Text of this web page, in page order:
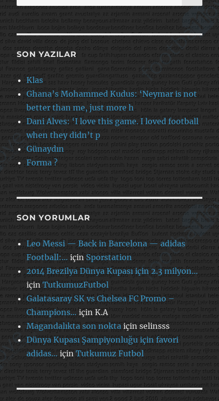
SON YAZILAR
Klas
Ghana’s Mohammed Kudus: ‘Neymar is not
better than me, just more h
Dani Alves: ‘I love this game. I loved football
when they didn’t p
Günaydın
Forma ?
SON YORUMLAR
Leo Messi — Back in Barcelona — adidas
Football:… içinSporstation
2014 Brezilya Dünya Kupası için 2.3 milyon…
içinTutkumuzFutbol
Galatasaray SK vs Chelsea FC Promo –
Champions… içinK.A
Magandalıkta son noktaiçinselinsss
Dünya Kupası Şampiyonluğu için favori
adidas…içinTutkumuz Futbol